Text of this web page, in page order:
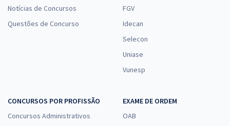
Notícias de Concursos
Questões de Concurso
FGV
Idecan
Selecon
Uniase
Vunesp
CONCURSOS POR PROFISSÃO
Concursos Administrativos
EXAME DE ORDEM
OAB